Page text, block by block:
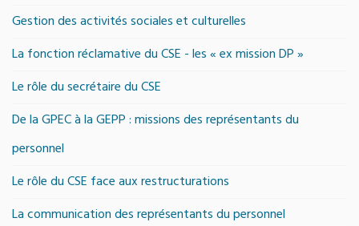
Gestion des activités sociales et culturelles
La fonction réclamative du CSE - les « ex mission DP »
Le rôle du secrétaire du CSE
De la GPEC à la GEPP : missions des représentants du
personnel
Le rôle du CSE face aux restructurations
La communication des représentants du personnel